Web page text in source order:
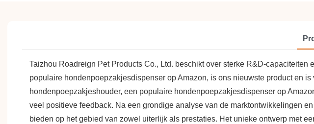
Taizhou Roadreign Pet Products Co., Ltd. beschikt over sterke R&D-
populaire hondenpoepzakjesdispenser op Amazon, is ons nieuwste product en
hondenpoepzakjeshouder, een populaire hondenpoepzakjesdispenser op
veel positieve feedback. Na een grondige analyse van de marktontwikkelingen
bieden op het gebied van zowel uiterlijk als prestaties. Het unieke ontwerp met